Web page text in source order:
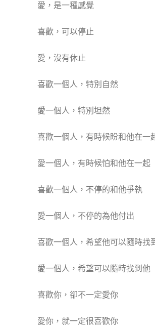
愛，是一種感覺
喜歡，可以停止
愛，沒有休止
喜歡一個人，特別自然
愛一個人，特別坦然
喜歡一個人，有時候盼和他在一
愛一個人，有時候怕和他在一起
喜歡一個人，不停的和他爭執
愛一個人，不停的為他付出
喜歡一個人，希望他可以隨時找
愛一個人，希望可以隨時找到他
喜歡你，卻不一定愛你
愛你，就一定很喜歡你